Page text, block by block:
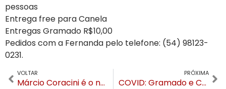
pessoas
Entrega free para Canela
Entregas Gramado R$10,00
Pedidos com a Fernanda pelo telefone: (54) 98123-
0231.
VOLTAR
Márcio Coracini é o novo presidente do Partido Progressistas de Gramado
PRÓXIMA
COVID: Gramado e Canela vacinam moradores com mais de 18 anos